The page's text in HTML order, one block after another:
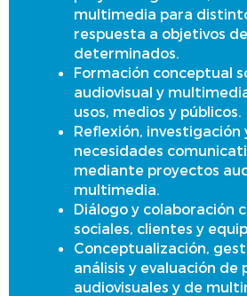
multimedia para
respuesta a objetivos
determinados.
Formación conceptual
audiovisual y
usos, medios y públicos.
Reflexión, investigación
necesidades
mediante proyectos
multimedia.
Diálogo y colaboración
sociales, clientes y
Conceptualización,
análisis y evaluación de
audiovisuales y de